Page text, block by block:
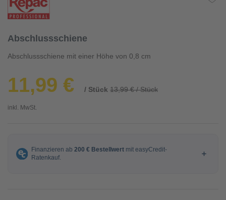
Abschlussschiene
Abschlussschiene mit einer Höhe von 0,8 cm
11,99 € / Stück 13,99 € / Stück
inkl. MwSt.